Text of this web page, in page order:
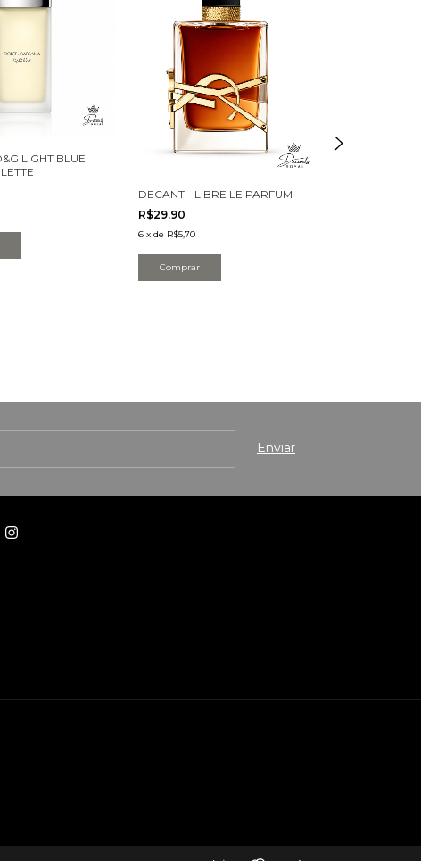
LIGHT BLUE
DECANT - LIBRE LE PARFUM
R$29,90
6 x de R$5,70
Comprar